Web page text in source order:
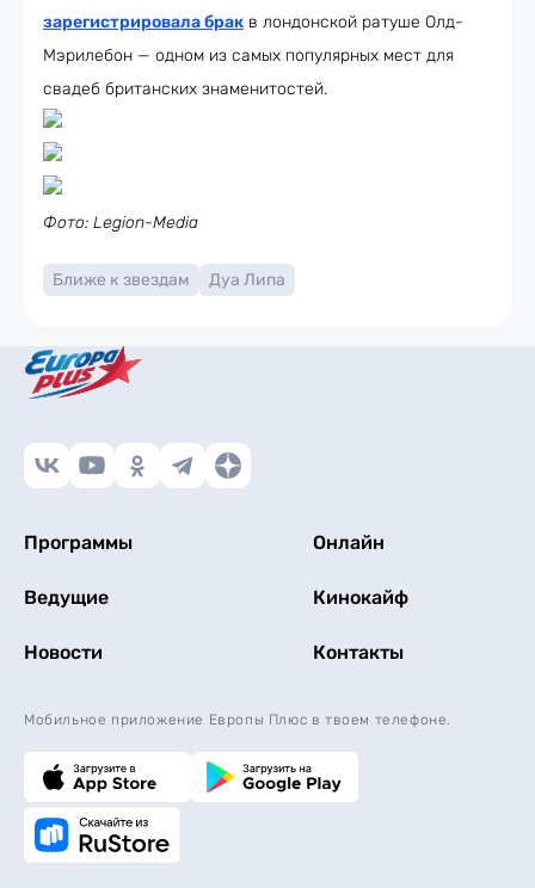
зарегистрировала брак в лондонской ратуше Олд-
Мэрилебон — одном из самых популярных мест для
свадеб британских знаменитостей.
Фото: Legion-Media
Ближе к звездам Дуа Липа
Программы Онлайн
Ведущие Кинокайф
Новости Контакты
Мобильное приложение Европы Плюс в твоем телефоне.